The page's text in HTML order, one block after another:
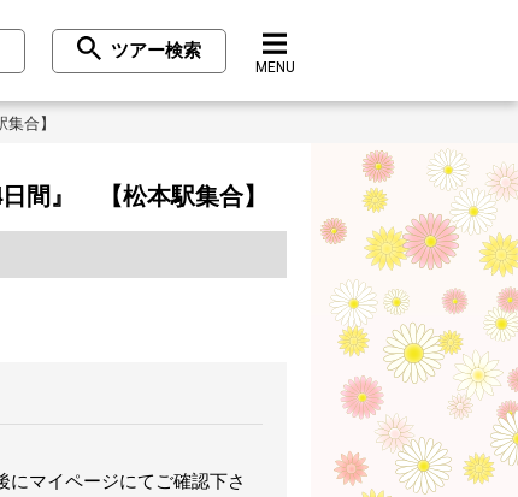
ツアー検索
MENU
合】
間』 【松本駅集合】
マイページにてご確認下さ